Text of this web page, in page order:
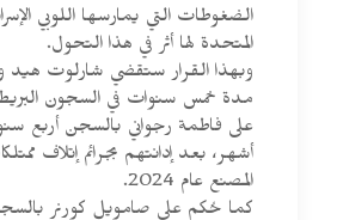
الضغوطات التي يمارسها اللوبي
المتحدة لها أثر في هذا التحول.
وبهذا القرار ستقضي شارلوت هيد
مدة خمس سنوات في السجون
على فاطمة رجواني بالسجن أربع
أشهر، بعد إدانتهم بجرائم إتلاف
المصنع عام 2024.
كما حُكم على صامويل كورنر